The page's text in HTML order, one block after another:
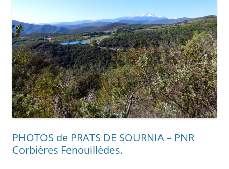
PHOTOS de PRATS DE SOURNIA – PNR
Corbières Fenouillèdes.